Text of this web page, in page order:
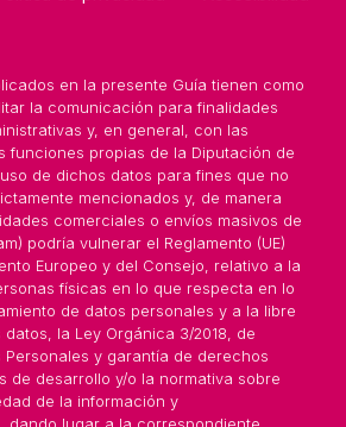
en la presente Guía tienen como
la comunicación para finalidades
y, en general, con las
funciones propias de la Diputación de
de dichos datos para fines que no
mencionados y, de manera
comerciales o envíos masivos de
podría vulnerar el Reglamento (UE)
Europeo y del Consejo, relativo a la
físicas en lo que respecta en lo
de datos personales y a la libre
la Ley Orgánica 3/2018, de
Personales y garantía de derechos
de desarrollo y/o la normativa sobre
de la información y